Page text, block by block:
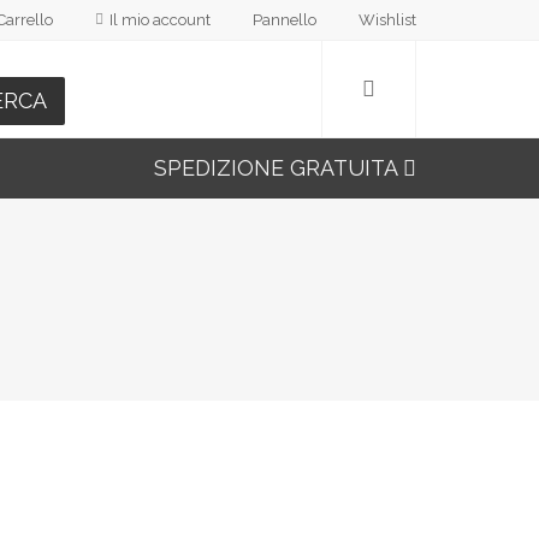
Il mio account Pannello Wishlist
SPEDIZIONE GRATUITA